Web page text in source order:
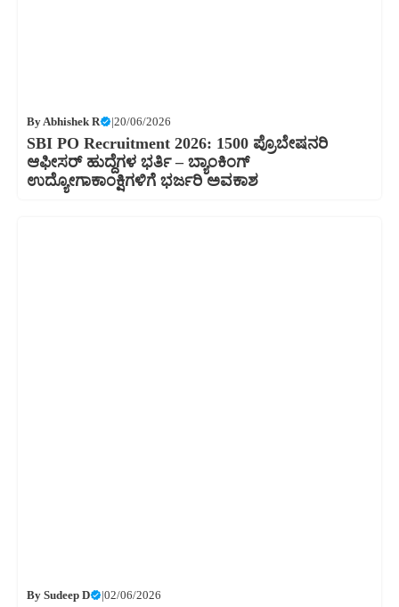
ByAbhishek R |20/06/2026
SBI PO Recruitment 2026: 1500 ಪ್ರೊಬೇಷನರಿ
ಆಫೀಸರ್ ಹುದ್ದೆಗಳ ಭರ್ತಿ – ಬ್ಯಾಂಕಿಂಗ್
ಉದ್ಯೋಗಾಕಾಂಕ್ಷಿಗಳಿಗೆ ಭರ್ಜರಿ ಅವಕಾಶ
By Sudeep D |02/06/2026